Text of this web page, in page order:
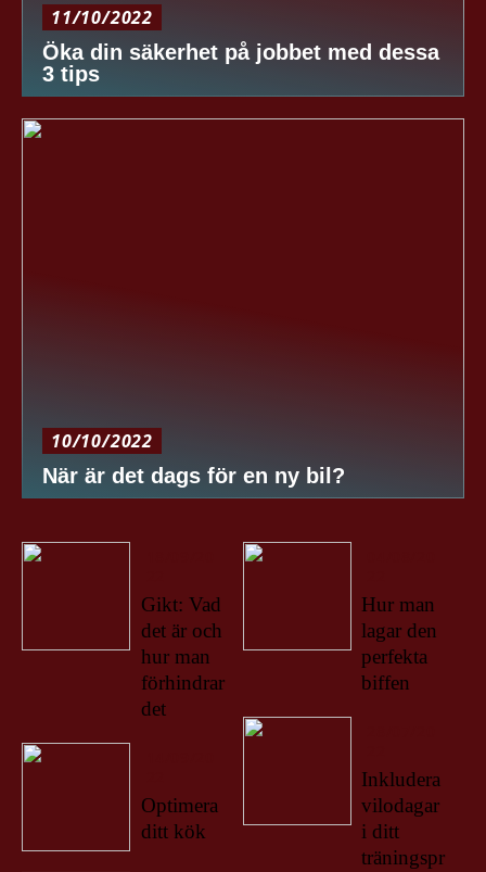
11/10/2022
Öka din säkerhet på jobbet med dessa
3 tips
10/10/2022
När är det dags för en ny bil?
Gikt: Vad
det är och
hur man
förhindrar
det
Optimera
ditt kök
Hur man
lagar den
perfekta
biffen
Inkludera
vilodagar
i ditt
träningspr